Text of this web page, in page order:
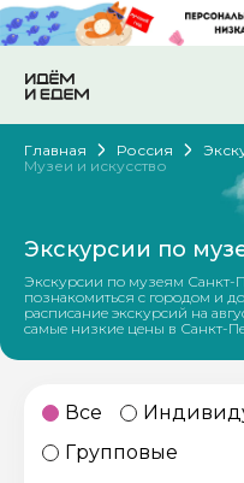
Главная Россия
Музеи и искусство
Экскурсии по
Экскурсии по музеям Санкт-
познакомиться с городом и
расписание экскурсий на
самые низкие цены в Санкт-
Все
Групповые